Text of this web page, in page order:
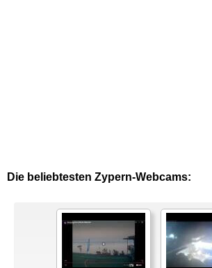
Die beliebtesten Zypern-Webcams: